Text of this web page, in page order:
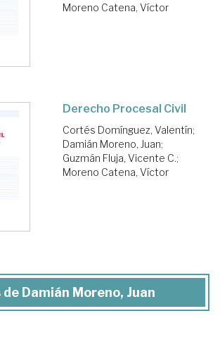
Moreno Catena, Víctor
Derecho Procesal Civil
Cortés Domínguez, Valentín;
Damián Moreno, Juan;
Guzmán Fluja, Vicente C.;
Moreno Catena, Víctor
Damián Moreno, Juan